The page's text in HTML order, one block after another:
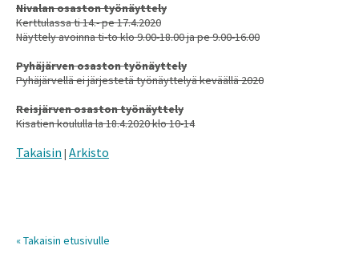
Nivalan osaston työnäyttely
Kerttulassa ti 14.- pe 17.4.2020
Näyttely avoinna ti-to klo 9.00-18.00 ja pe 9.00-16.00
Pyhäjärven osaston työnäyttely
Pyhäjärvellä ei järjestetä työnäyttelyä keväällä 2020
Reisjärven osaston työnäyttely
Kisatien koululla la 18.4.2020 klo 10-14
Takaisin | Arkisto
« Takaisin etusivulle